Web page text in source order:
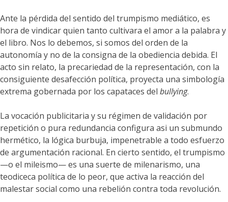
Ante la pérdida del sentido del trumpismo mediático, es
hora de vindicar quien tanto cultivara el amor a la palabra y
el libro. Nos lo debemos, si somos del orden de la
autonomía y no de la consigna de la obediencia debida. El
acto sin relato, la precariedad de la representación, con la
consiguiente desafección política, proyecta una simbología
extrema gobernada por los capataces del bullying.
La vocación publicitaria y su régimen de validación por
repetición o pura redundancia configura asi un submundo
hermético, la lógica burbuja, impenetrable a todo esfuerzo
de argumentación racional. En cierto sentido, el trumpismo
—o el mileismo— es una suerte de milenarismo, una
teodiceca política de lo peor, que activa la reacción del
malestar social como una rebelión contra toda revolución.